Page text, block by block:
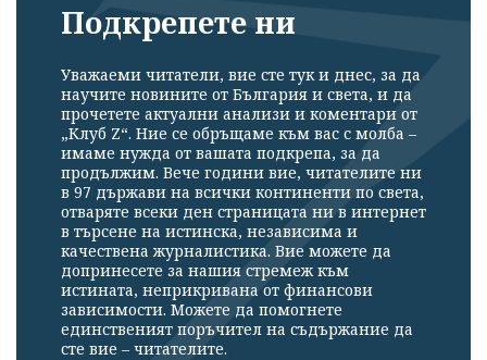
Подкрепете ни
Уважаеми читатели, вие сте тук и днес, за да
научите новините от България и света, и да
прочетете актуални анализи и коментари от
„Клуб Z“. Ние се обръщаме към вас с молба –
имаме нужда от вашата подкрепа, за да
продължим. Вече години вие, читателите ни
в 97 държави на всички континенти по света,
отваряте всеки ден страницата ни в интернет
в търсене на истинска, независима и
качествена журналистика. Вие можете да
допринесете за нашия стремеж към
истината, неприкривана от финансови
зависимости. Можете да помогнете
единственият поръчител на съдържание да
сте вие – читателите.